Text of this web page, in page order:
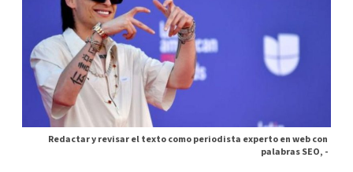
Redactar y revisar el texto como periodista experto en web con
palabras SEO, -